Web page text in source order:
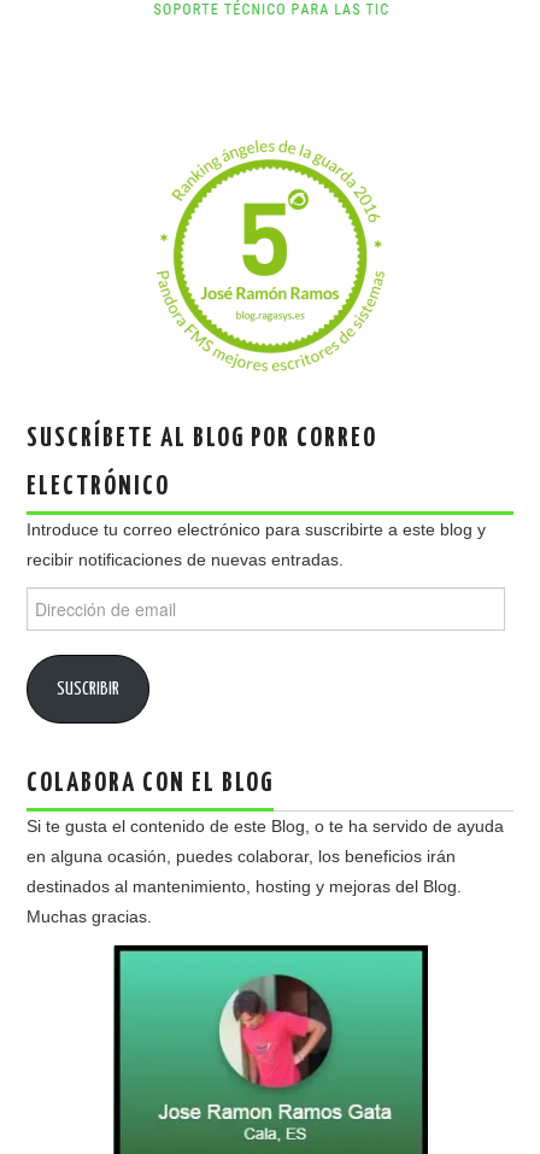
SUSCRÍBETE AL BLOG POR CORREO
ELECTRÓNICO
Introduce tu correo electrónico para suscribirte a este blog y
recibir notificaciones de nuevas entradas.
de
SUSCRIBIR
COLABORA CON EL BLOG
Si te gusta el contenido de este Blog, o te ha servido de ayuda
en alguna ocasión, puedes colaborar, los beneficios irán
destinados al mantenimiento, hosting y mejoras del Blog.
Muchas gracias.